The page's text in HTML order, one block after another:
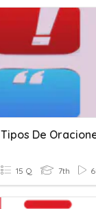
Tipos De
15 Q 7th